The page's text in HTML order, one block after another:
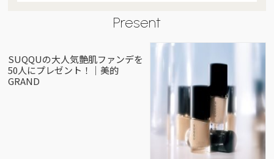
Present
SUQQUの大人気艶肌ファンデを
50人にプレゼント！｜美的
GRAND